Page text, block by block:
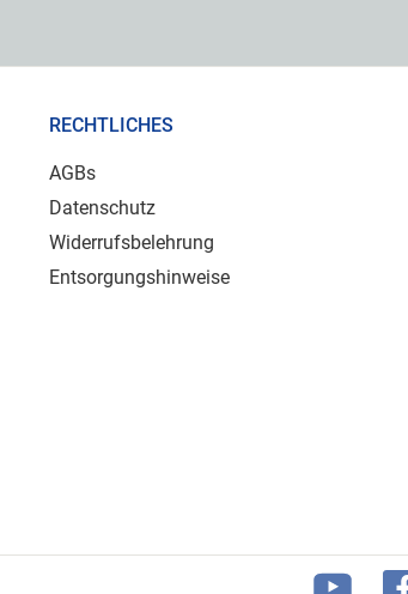
RECHTLICHES
AGBs
Datenschutz
Widerrufsbelehrung
Entsorgungshinweise